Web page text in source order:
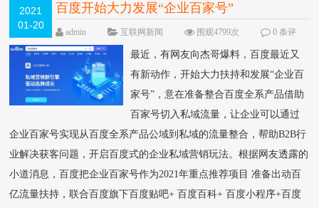
2021
01-20
百度开始大力发展“企业百家号”
admin 互联网新闻 围观4799次
0 条评
论
最近，有网友向杰哥爆料，百度最近又
有新动作，开始大力扶持和发展“企业百
家号”，意在准备整合百度全系产品借助
百家号切入私域流量，让企业可以通过
企业百家号实现从百度全系产品公域到私域的流量整合，帮助B2B行
业解决获客问题，开启百度式的企业私域营销玩法。根据网友透露的
小道消息，百度把企业百家号作为2021年重点推荐项目 准备出动百
亿流量扶持，联合百度旗下百度贴吧+ 百度百科+ 百度小程序+百度